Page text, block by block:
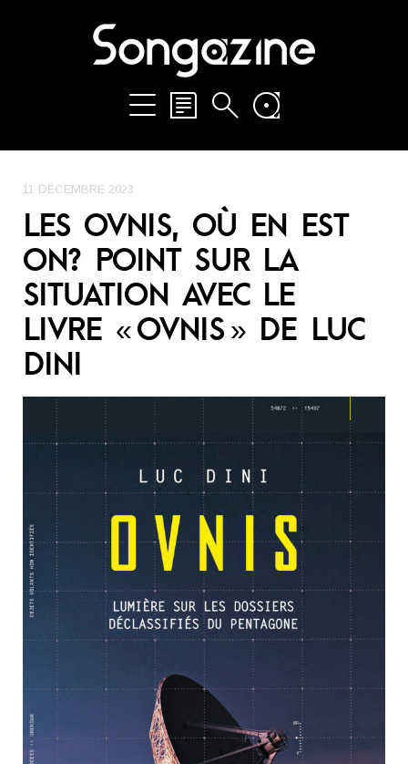
11 DÉCEMBRE 2023
LES OVNIS, OÙ EN EST
ON? POINT SUR LA
SITUATION AVEC LE
LIVRE « OVNIS » DE LUC
DINI